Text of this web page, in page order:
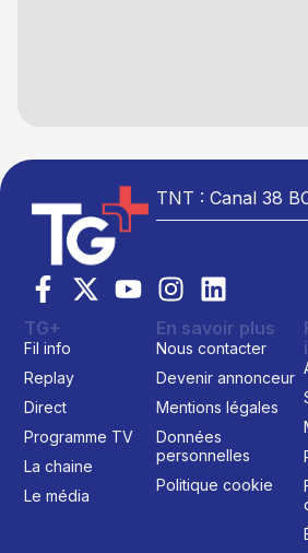
TNT : Canal 38
TG+
Fil info
Replay
Direct
Programme TV
La chaine
Le média
En savoir plus
Nous contacter
Devenir annonceur
Mentions légales
Données
personnelles
Politique cookie